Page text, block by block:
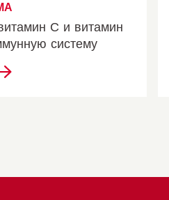
С и витамин
систему